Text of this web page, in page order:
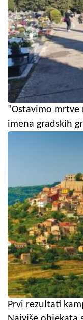
"Ostavimo mrtve
imena gradskih
Prvi rezultati